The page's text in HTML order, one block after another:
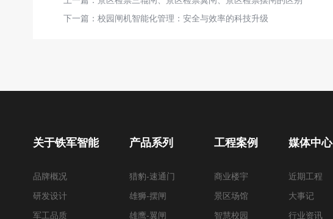
下一篇： 校园闸机智能化管理：安全与效率的科技升级
关于铁军智能
品牌概况
研发设计
军工品质
产品系列
猎豹-速通门
雄狮-摆闸
雄鹰-翼闸
工程案例
商业楼宇
景区场馆
智慧校园
媒体中心
近期工程
大事记
行业资讯